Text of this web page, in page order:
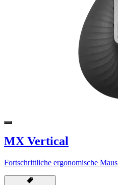
MX Vertical
Fortschrittliche ergonomische Maus